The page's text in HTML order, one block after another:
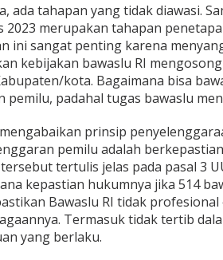
ada tahapan yang tidak diawasi.
2023 merupakan tahapan
ini sangat penting karena
kebijakan bawaslu RI
kota. Bagaimana bisa
pemilu, padahal tugas bawaslu
prinsip
pemilu adalah
tertulis jelas pada pasal 3
kepastian hukumnya jika 514
Bawaslu RI tidak
Termasuk tidak tertib
yang berlaku.